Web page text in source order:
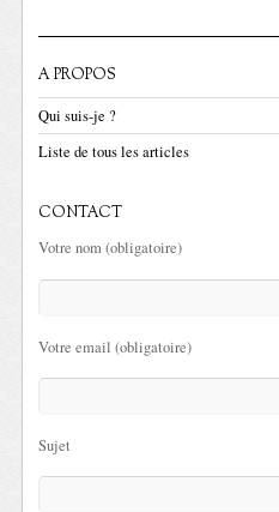
A PROPOS
Qui suis-je ?
Liste de tous les articles
CONTACT
Votre nom (obligatoire)
Votre email (obligatoire)
Sujet